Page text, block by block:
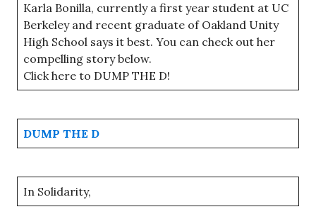
Karla Bonilla, currently a first year student at UC
Berkeley and recent graduate of Oakland Unity
High School says it best. You can check out her
compelling story below.
Click here to DUMP THE D!
DUMP THE D
In Solidarity,